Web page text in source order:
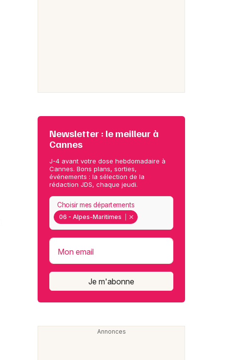
Newsletter : le meilleur à
Cannes
J-4 avant votre dose hebdomadaire à
Cannes. Bons plans, sorties,
événements : la sélection de la
rédaction JDS, chaque jeudi.
06 - Alpes-Maritimes
Choisir mes départements
Mon email
Je m'abonne